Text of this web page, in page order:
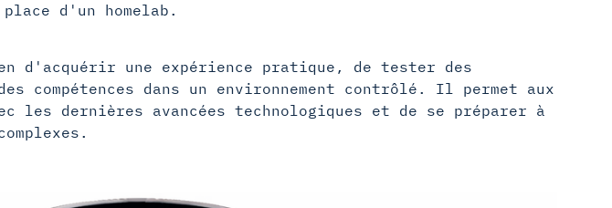
d'un homelab.
d'acquérir une expérience pratique, de tester des
compétences dans un environnement contrôlé. Il permet aux
les dernières avancées technologiques et de se préparer à